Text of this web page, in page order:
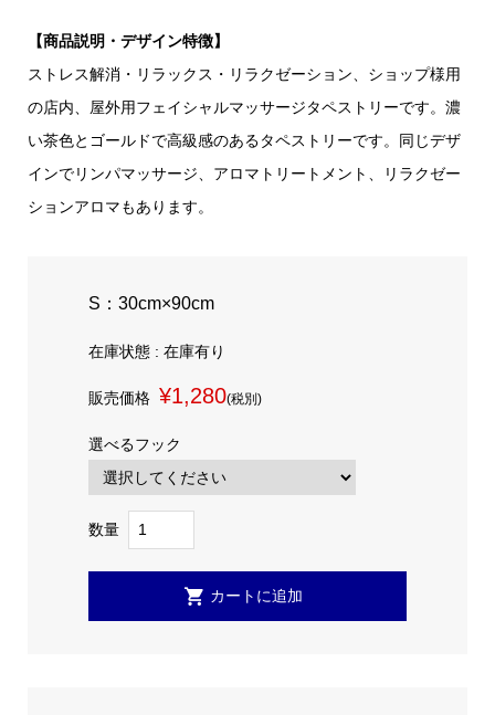
【商品説明・デザイン特徴】
ストレス解消・リラックス・リラクゼーション、ショップ様用
の店内、屋外用フェイシャルマッサージタペストリーです。濃
い茶色とゴールドで高級感のあるタペストリーです。同じデザ
インでリンパマッサージ、アロマトリートメント、リラクゼー
ションアロマもあります。
S：30cm×90cm
在庫状態 : 在庫有り
販売価格 ¥1,280(税別)
選べるフック
数量